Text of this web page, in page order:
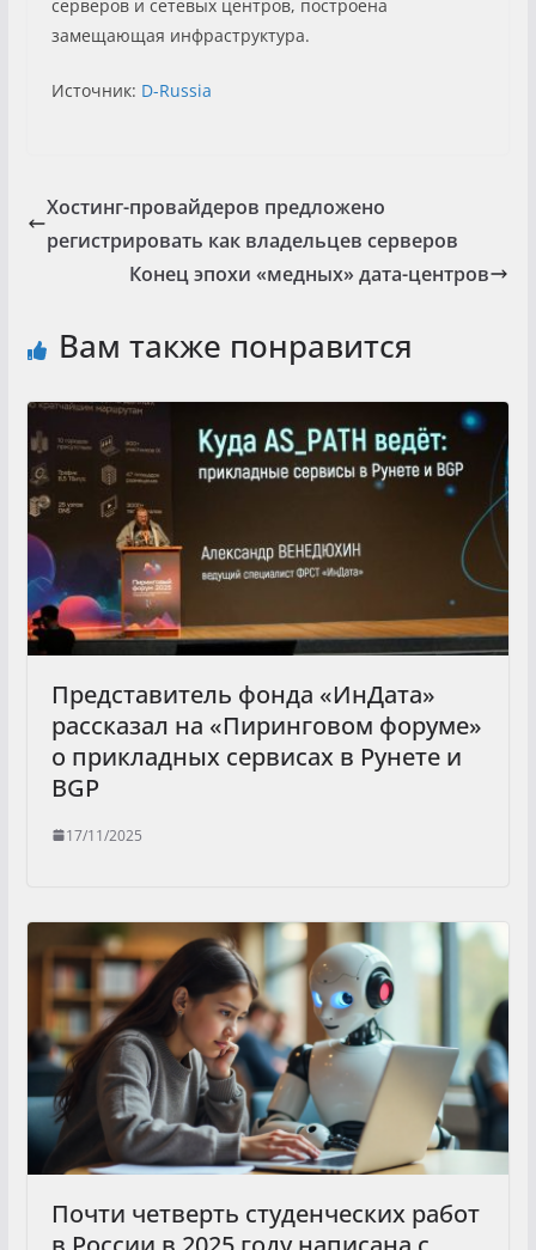
серверов и сетевых центров, построена
замещающая инфраструктура.
Источник: D-Russia
Хостинг-провайдеров предложено
регистрировать как владельцев серверов
Конец эпохи «медных» дата-центров
Вам также понравится
Представитель фонда «ИнДата»
рассказал на «Пиринговом форуме»
о прикладных сервисах в Рунете и
BGP
17/11/2025
Почти четверть студенческих работ